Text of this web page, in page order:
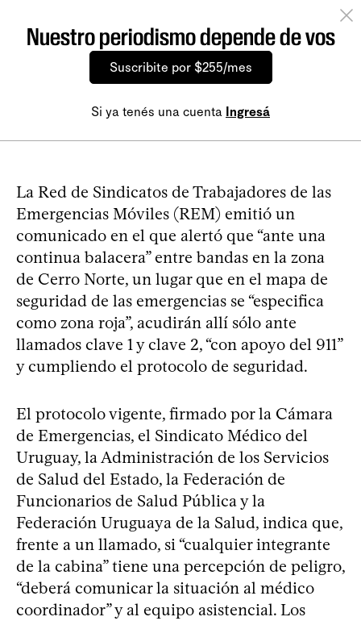
Nuestro periodismo depende de vos
Suscribite por $255/mes
Si ya tenés una cuenta Ingresá
La Red de Sindicatos de Trabajadores de las
Emergencias Móviles (REM) emitió un
comunicado en el que alertó que “ante una
continua balacera” entre bandas en la zona
de Cerro Norte, un lugar que en el mapa de
seguridad de las emergencias se “especifica
como zona roja”, acudirán allí sólo ante
llamados clave 1 y clave 2, “con apoyo del 911”
y cumpliendo el protocolo de seguridad.
El protocolo vigente, firmado por la Cámara
de Emergencias, el Sindicato Médico del
Uruguay, la Administración de los Servicios
de Salud del Estado, la Federación de
Funcionarios de Salud Pública y la
Federación Uruguaya de la Salud, indica que,
frente a un llamado, si “cualquier integrante
de la cabina” tiene una percepción de peligro,
“deberá comunicar la situación al médico
coordinador” y al equipo asistencial. Los